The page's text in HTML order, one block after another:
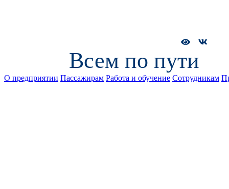
Всем по пути
О предприятии Пассажирам Работа и обучение Сотрудникам